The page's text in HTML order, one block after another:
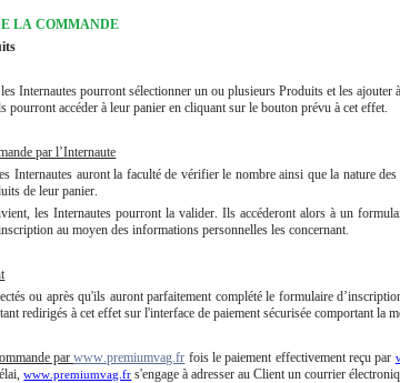
LA COMMANDE
Internautes pourront sélectionner un ou plusieurs Produits et les
pourront accéder à leur panier en cliquant sur le bouton prévu à cet effet.
par l’Internaute
Internautes auront la faculté de vérifier le nombre ainsi que la nature
de leur panier.
les Internautes pourront la valider. Ils accéderont alors à un
au moyen des informations personnelles les concernant.
ou après qu'ils auront parfaitement complété le formulaire
redirigés à cet effet sur l'interface de paiement sécurisée comportant la
parwww.premiumvag.fr fois le paiement effectivement reçu par
www.premiumvag.fr s'engage à adresser au Client un courrier